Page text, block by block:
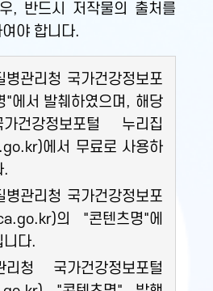
, 반드시 저작물의 출처를
야 합니다.
병관리청 국가건강정보포
"에서 발췌하였으며, 해당
건강정보포털 누리집
에서 무료로 사용하
.
병관리청 국가건강정보포
의 "콘텐츠명"에
니다.
청 국가건강정보포털